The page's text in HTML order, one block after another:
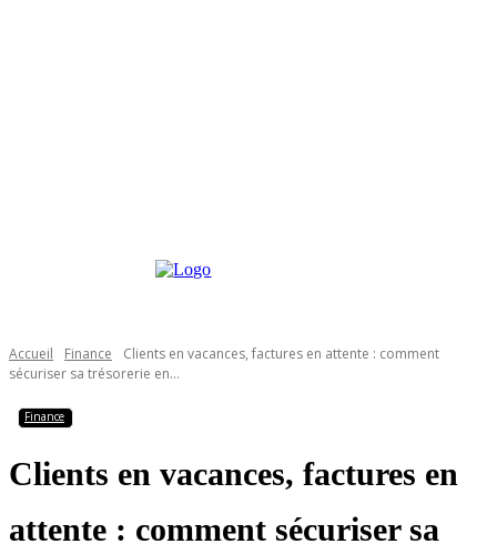
Accueil Finance
Clients en vacances, factures en attente : comment
sécuriser sa trésorerie en...
Finance
Clients en vacances, factures en
attente : comment sécuriser sa